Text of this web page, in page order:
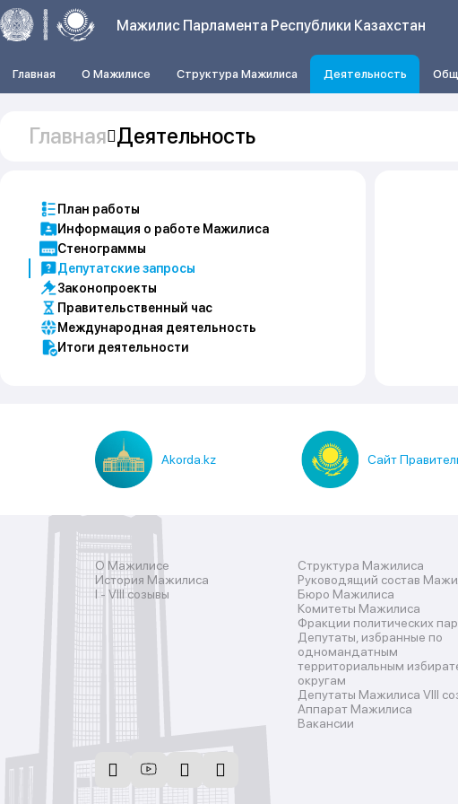
Мажилис Парламента Республики Казахстан
Главная О Мажилисе Структура Мажилиса Деятельность
Главная Деятельность
План работы
Информация о работе Мажилиса
Стенограммы
Депутатские запросы
Законопроекты
Правительственный час
Международная деятельность
Итоги деятельности
Akorda.kz Сайт
О Мажилисе
История Мажилиса
I - VIII cозывы
Структура Мажилиса
Руководящий состав
Бюро Мажилиса
Комитеты Мажилиса
Фракции политических
Депутаты, избранные по
одномандатным
территориальным
округам
Депутаты Мажилиса VIII
Аппарат Мажилиса
Вакансии